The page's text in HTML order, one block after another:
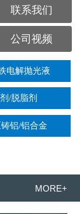
联系我们
公司视频
电解抛光液
/脱脂剂
铝/铝合金
MORE+